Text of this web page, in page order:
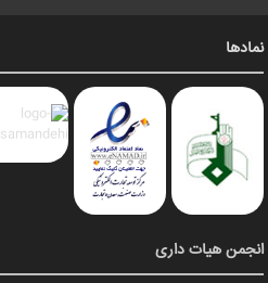
نمادها
انجمن هیات داری